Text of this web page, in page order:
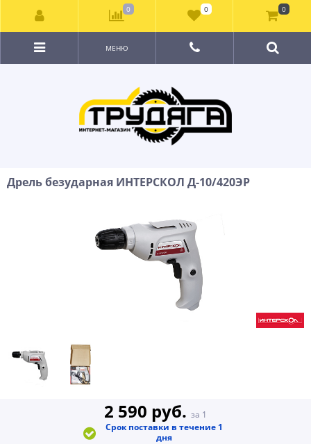
МЕНЮ
Дрель безударная ИНТЕРСКОЛ Д-10/420ЭР
2 590 руб. за 1
Срок поставки в течение 1
дня
0 0 0